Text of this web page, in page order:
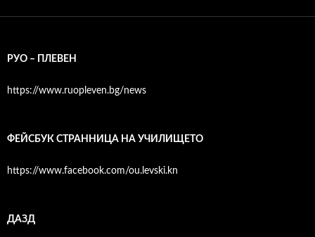
РУО – ПЛЕВЕН
https://www.ruopleven.bg/news
ФЕЙСБУК СТРАННИЦА НА УЧИЛИЩЕТО
https://www.facebook.com/ou.levski.kn
ДАЗД